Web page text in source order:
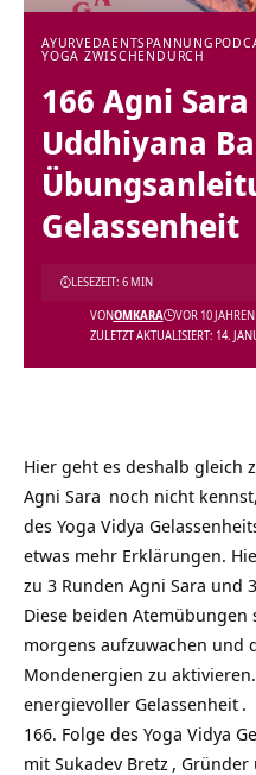
AYURVEDAENTSPANNUNG
YOGA ZWISCHENDURCH
166 Agni
Uddhiyana
Gelassenheit
ZULETZT AKTUALISIERT: 14.
VONOMKARA VOR 10 JAHREN
LESEZEIT: 6 MIN
Hier geht es deshalb gleich
Agni Sara noch nicht
des Yoga Vidya
etwas mehr Erklärungen.
zu 3 Runden Agni Sara und
Diese beiden
morgens aufzuwachen und
Mondenergien zu
energievoller Gelassenheit .
166. Folge des Yoga Vidya
mit Sukadev Bretz , Gründer